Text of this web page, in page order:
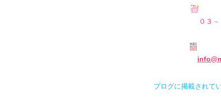
０３
ブログに掲載されて